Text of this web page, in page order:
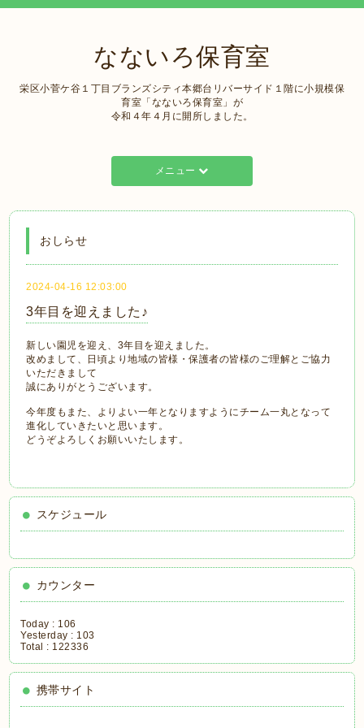
なないろ保育室
栄区小菅ケ谷１丁目ブランズシティ本郷台リバーサイド１階に小規模保
育室「なないろ保育室」が
令和４年４月に開所しました。
メニュー
おしらせ
2024-04-16 12:03:00
3年目を迎えました♪
新しい園児を迎え、3年目を迎えました。
改めまして、日頃より地域の皆様・保護者の皆様のご理解とご協力
いただきまして
誠にありがとうございます。
今年度もまた、よりよい一年となりますようにチーム一丸となって
進化していきたいと思います。
どうぞよろしくお願いいたします。
スケジュール
カウンター
Today : 106
Yesterday : 103
Total : 122336
携帯サイト